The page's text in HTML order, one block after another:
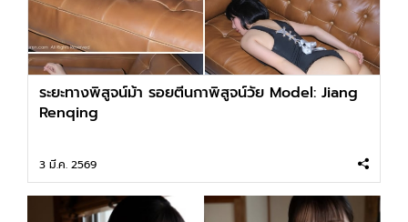
ระยะทางพิสูจน์ม้า รอยตีนกาพิสูจน์วัย Model: Jiang
Renqing
3 มี.ค. 2569